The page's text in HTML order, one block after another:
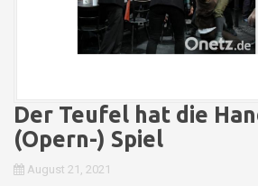
Der Teufel hat die
(Opern-) Spiel
August 21, 2021